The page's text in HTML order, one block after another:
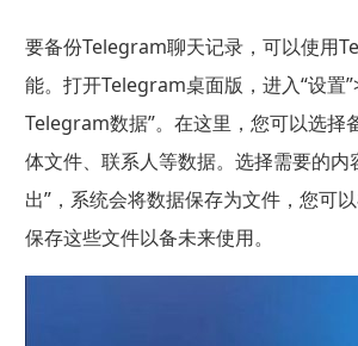
Telegram Mac版
Telegram安卓版
Telegram Web版
要备份Telegram聊天记录，可以使用
能。打开Telegram桌面版，进入“设置
Telegram数据”。在这里，您可以选择
体文件、联系人等数据。选择需要的内
出”，系统会将数据保存为文件，您可
保存这些文件以备未来使用。